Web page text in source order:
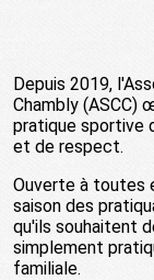
Depuis 2019,
Chambly (ASCC)
pratique sportive
et de respect.
Ouverte à toutes
saison des
qu'ils souhaitent
simplement
familiale.